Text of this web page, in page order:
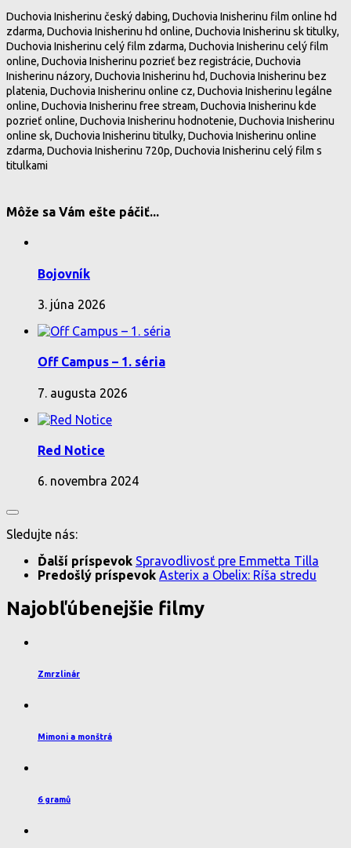
Duchovia Inisherinu český dabing, Duchovia Inisherinu film online hd
zdarma, Duchovia Inisherinu hd online, Duchovia Inisherinu sk titulky,
Duchovia Inisherinu celý film zdarma, Duchovia Inisherinu celý film
online, Duchovia Inisherinu pozrieť bez registrácie, Duchovia
Inisherinu názory, Duchovia Inisherinu hd, Duchovia Inisherinu bez
platenia, Duchovia Inisherinu online cz, Duchovia Inisherinu legálne
online, Duchovia Inisherinu free stream, Duchovia Inisherinu kde
pozrieť online, Duchovia Inisherinu hodnotenie, Duchovia Inisherinu
online sk, Duchovia Inisherinu titulky, Duchovia Inisherinu online
zdarma, Duchovia Inisherinu 720p, Duchovia Inisherinu celý film s
titulkami
Môže sa Vám ešte páčiť...
Bojovník
3. júna 2026
Off Campus – 1. séria
7. augusta 2026
Red Notice
6. novembra 2024
Sledujte nás:
Ďalší príspevok Spravodlivosť pre Emmetta Tilla
Predošlý príspevok Asterix a Obelix: Ríša stredu
Najobľúbenejšie filmy
Zmrzlinár
Mimoni a monštrá
6 gramů